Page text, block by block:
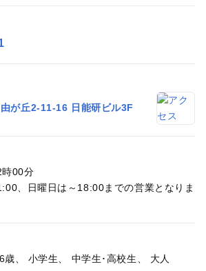
が丘2-11-16 日能研ビル3F
00分
、日曜日は～18:00までの営業となりま
、 小学生、 中学生･高校生、 大人